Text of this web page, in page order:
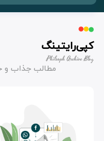
کپی‌رایتینگ
Philsoph Archive Blog
مطالب جذاب و